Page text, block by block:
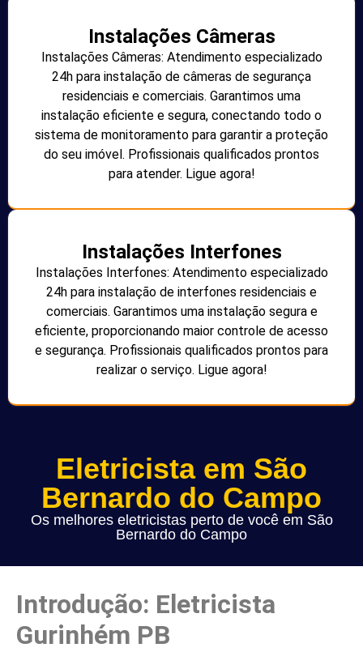
Instalações Câmeras
Instalações Câmeras: Atendimento especializado
24h para instalação de câmeras de segurança
residenciais e comerciais. Garantimos uma
instalação eficiente e segura, conectando todo o
sistema de monitoramento para garantir a proteção
do seu imóvel. Profissionais qualificados prontos
para atender. Ligue agora!
Instalações Interfones
Instalações Interfones: Atendimento especializado
24h para instalação de interfones residenciais e
comerciais. Garantimos uma instalação segura e
eficiente, proporcionando maior controle de acesso
e segurança. Profissionais qualificados prontos para
realizar o serviço. Ligue agora!
Eletricista em São
Bernardo do Campo
Os melhores eletricistas perto de você em São
Bernardo do Campo
Introdução: Eletricista
Gurinhém PB